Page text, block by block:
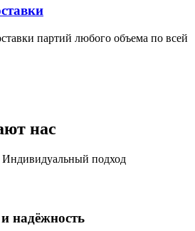
партий любого объема по всей
нас
Индивидуальный подход
надёжность